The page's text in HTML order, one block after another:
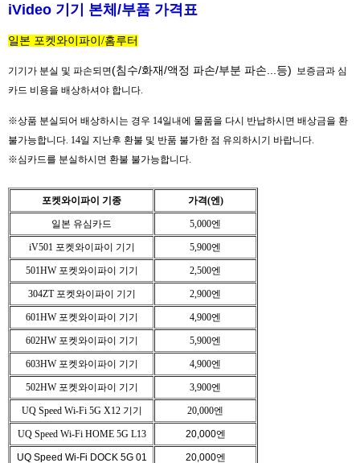
iVideo 기기 본체/부품 가격표
일본 포켓와이파이/홈루터
기기가 분실 및 파손되면(침수/화재/액정 파손/부분 파손...등) 보증금과 심
카드 비용을 배상하셔야 합니다.
※상품 분실되어 배상하시는 경우 14일내에 물품을 다시 반납하시면 배상금을 환
불가능합니다. 14일 지난후 환불 및 반품 불가한 점 유의하시기 바랍니다.
※심카드를 분실하시면 환불 불가능합니다.
포켓와이파이 기종 가격(엔)
일본 유심카드 5,000엔
iV501 포켓와이파이 기기 5,900엔
501HW 포켓와이파이 기기 2,500엔
304ZT 포켓와이파이 기기 2,900엔
601HW 포켓와이파이 기기 4,900엔
602HW 포켓와이파이 기기 5,900엔
603HW 포켓와이파이 기기 4,900엔
502HW 포켓와이파이 기기 3,900엔
UQ Speed Wi-Fi 5G X12 기기 20,000엔
UQ Speed Wi-Fi HOME 5G L13 20,000엔
UQ Speed Wi-Fi DOCK 5G 01 20,000엔